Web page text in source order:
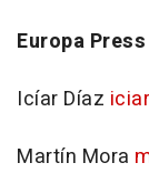
Europa
Icíar Díaz
Martín Mora